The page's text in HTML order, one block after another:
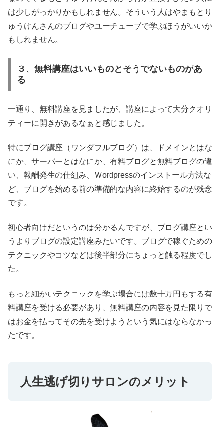
は少しがっかりかもしれません。そういう人はやまもとり
ゅうけんさんのブログやユーチューブで学ぶほうがいいか
もしれません。
３、無料講座はいいものとそうでないものがあ
る
一通り、無料講座を見ましたが、講座によって大分クオリ
ティーに開きがあるなぁと感じました。
特にブログ講座（ワンダフルブログ）は、ドメインとはな
にか、サーバーとはなにか、有料ブログと無料ブログの違
い、報酬発生の仕組み、Ｗordpressのインストール方法な
ど、ブログを始める前の準備的な内容に終始するのが残念
です。
初心者向けだというのは分かるんですが、ブログ講座とい
うよりブログの設定講座みたいです。ブログで稼ぐための
テクニックやコツなどは後半部分にちょっと触る程度でし
た。
もっと細かいテクニックを学ぶ場合には数十万円もする有
料講座を受ける必要があり、無料講座の内容を見た限りで
はお金を払ってその先を受けようという気にはならなかっ
たです。
人生逃げ切りサロンのメリット